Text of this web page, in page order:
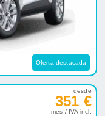
Oferta destacada
desde
351 €
mes / IVA incl.